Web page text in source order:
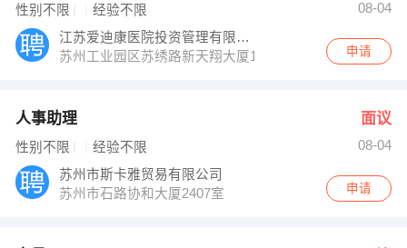
性别不限 经验不限
08-04
江苏爱迪康医院投资管理有限公司
苏州工业园区苏绣路新天翔大厦17楼1706室
申请
人事助理 面议
性别不限 经验不限
08-04
苏州市斯卡雅贸易有限公司
苏州市石路协和大厦2407室
申请